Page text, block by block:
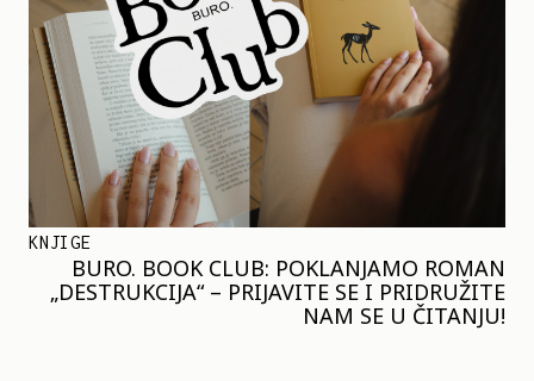
KNJIGE
BURO. BOOK CLUB: POKLANJAMO ROMAN
„DESTRUKCIJA“ – PRIJAVITE SE I PRIDRUŽITE
NAM SE U ČITANJU!